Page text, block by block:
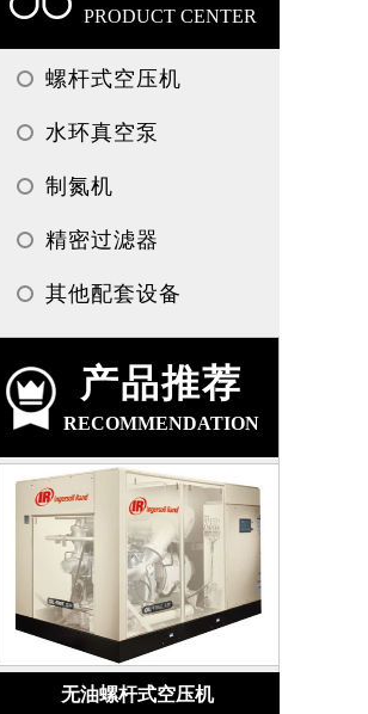
PRODUCT CENTER
螺杆式空压机
水环真空泵
制氮机
精密过滤器
其他配套设备
产品推荐
RECOMMENDATION
无油螺杆式空压机